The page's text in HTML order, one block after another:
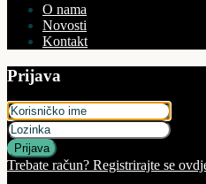
O nama
Novosti
Kontakt
Prijava
Prijava
Trebate račun? Registrirajte se